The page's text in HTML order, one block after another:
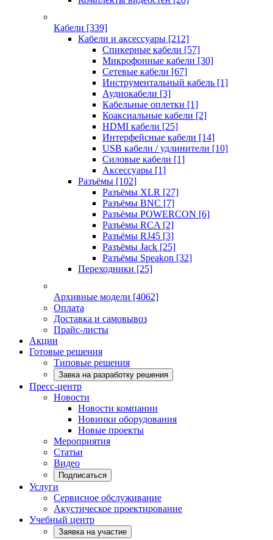
Кабели [339]
Кабели и аксессуары [212]
Спикерные кабели [57]
Микрофонные кабели [30]
Сетевые кабели [67]
Инструментальный кабель [1]
Аудиокабели [3]
Кабельные оплетки [1]
Коаксиальные кабели [2]
HDMI кабели [25]
Интерфейсные кабели [14]
USB кабели / удлинители [10]
Силовые кабели [1]
Аксессуары [1]
Разъёмы [102]
Разъёмы XLR [27]
Разъёмы BNC [7]
Разъёмы POWERCON [6]
Разъёмы RCA [2]
Разъёмы RJ45 [3]
Разъёмы Jack [25]
Разъёмы Speakon [32]
Переходники [25]
Архивные модели [4062]
Оплата
Доставка и самовывоз
Прайс-листы
Акции
Готовые решения
Типовые решения
Завка на разработку решения
Пресс-центр
Новости
Новости компании
Новинки оборудования
Новые проекты
Мероприятия
Статьи
Видео
Подписаться
Услуги
Сервисное обслуживание
Акустическое проектирование
Учебный центр
Заявка на участие